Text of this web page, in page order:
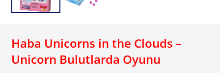
Haba Unicorns in the Clouds –
Unicorn Bulutlarda Oyunu